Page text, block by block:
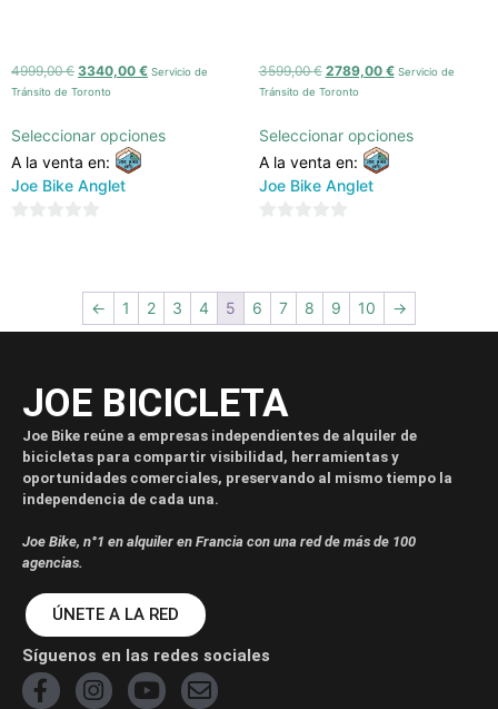
4999,00€ 3340,00 € Servicio de
Tránsito de Toronto
Seleccionar opciones
A la venta en:
Joe Bike Anglet
3599,00€ 2789,00 € Servicio de
Tránsito de Toronto
Seleccionar opciones
A la venta en:
Joe Bike Anglet
← 1 2 3 4 5 6 7 8 9 10 →
JOE BICICLETA
Joe Bike reúne a empresas independientes de alquiler de
bicicletas para compartir visibilidad, herramientas y
oportunidades comerciales, preservando al mismo tiempo la
independencia de cada una.
Joe Bike, n°1 en alquiler en Francia con una red de más de 100
agencias.
ÚNETE A LA RED
Síguenos en las redes sociales